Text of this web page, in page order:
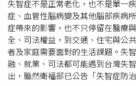
旦拿去償還本金，就失去流動性。
未來銀行政策允許，房屋仍可透過
得部分資金。黃舒衛也指出，提前
未來再融資空間反而可能增加。不
功仍取決於當時銀行政策、房屋估
件，不是想借就一定借得到，因此
足夠的緊急預備金。專家：真正要
的很開心，也很期待 到了最後一天
樣的能量。」而他們首次在台北連
成員們格外感動，「能再多一天站
我覺得非常幸福。」感謝
諾將帶來一場不辜負大家期待 的演
還有一段時間，BOYNEXTDOOR
白，6人特別附上黑色愛心符號喊
失智症不是正常老化，也不是單一
症、血管性腦病變及其他腦部疾病
症帶來的影響，也不只停留在醫療
全、司法權益，到交通、住宅與公
者及家庭需要面對的生活課題。失
融、就業、司法都可能遇到台灣失
出，雖然衛福部已公告「失智症防